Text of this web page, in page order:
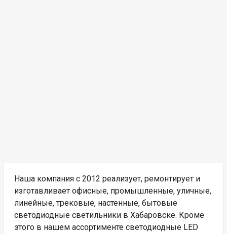
Наша компания с 2012 реализует, ремонтирует и
изготавливает офисные, промышленные, уличные,
линейные, трековые, настенные, бытовые
светодиодные светильники в Хабаровске. Кроме
этого в нашем ассортименте светодиодные LED